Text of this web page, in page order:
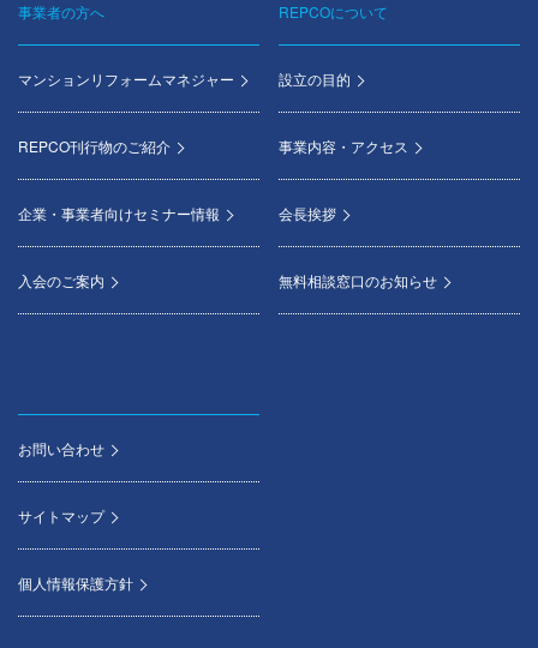
事業者の方へ
マンションリフォームマネジャー
REPCO刊行物のご紹介
企業・事業者向けセミナー情報
入会のご案内
REPCOについて
設立の目的
事業内容・アクセス
会長挨拶
無料相談窓口のお知らせ
お問い合わせ
サイトマップ
個人情報保護方針